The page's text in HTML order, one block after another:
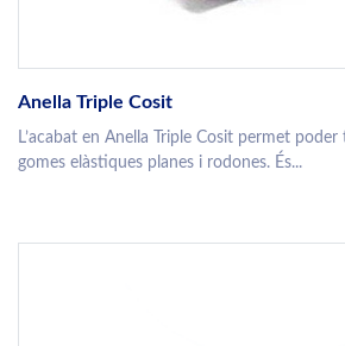
Anella Triple Cosit
L’acabat en Anella Triple Cosit permet
gomes elàstiques planes i rodones. És...